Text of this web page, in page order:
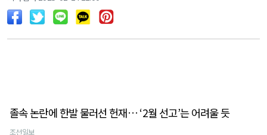
졸속 논란에 한발 물러선 헌재… ‘2월 선고’는 어려울 듯
조선일보